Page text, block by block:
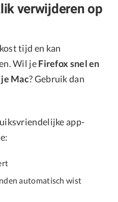
verwijderen op
tijd en kan
Wil jeFirefox snel en
Mac? Gebruik dan
app-
automatisch wist